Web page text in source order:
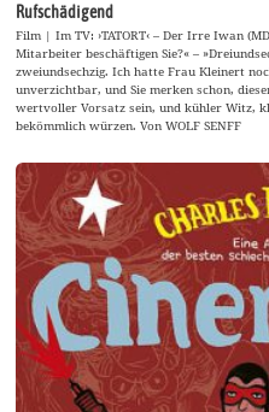
Rufschädigend
Film | Im TV: ›TATORT‹ – Der Irre Iwan
Mitarbeiter beschäftigen Sie?« –
zweiundsechzig. Ich hatte Frau Kleinert
unverzichtbar, und Sie merken schon,
wertvoller Vorsatz sein, und kühler Witz,
bekömmlich würzen. Von WOLF SENFF